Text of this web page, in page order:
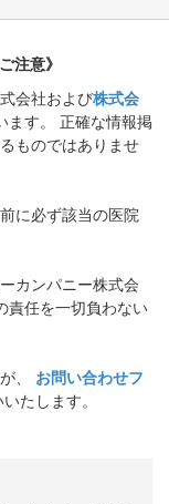
注意》
会社および株式会
ます。 正確な情報掲
ものではありませ
に必ず該当の医院
カンパニー株式会
責任を一切負わない
、
お問い合わせフ
たします。